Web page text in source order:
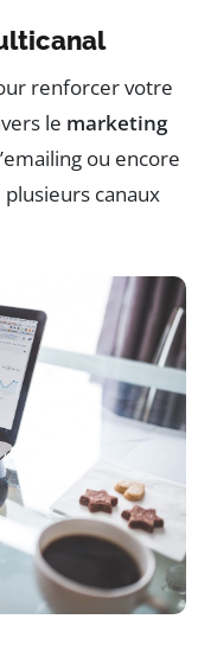
renforcer votre
le marketing
ou encore
canaux